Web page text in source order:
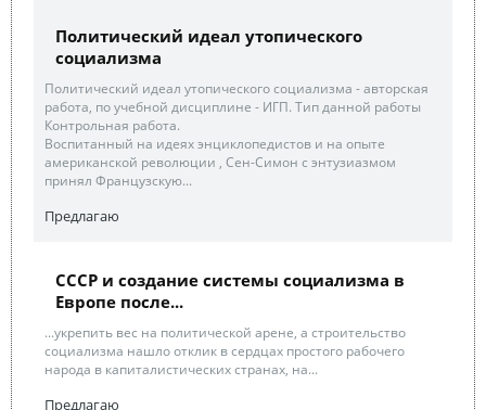
Политический идеал утопического
социализма
Политический идеал утопического социализма - авторская
работа, по учебной дисциплине - ИГП. Тип данной работы
Контрольная работа.
Воспитанный на идеях энциклопедистов и на опыте
американской революции , Сен-Симон с энтузиазмом
принял Французскую...
Предлагаю
СССР и создание системы социализма в
Европе после...
...укрепить вес на политической арене, а строительство
социализма нашло отклик в сердцах простого рабочего
народа в капиталистических странах, на...
Предлагаю